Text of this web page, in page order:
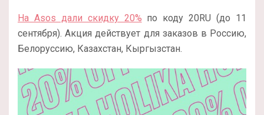
На Asos дали скидку 20% по коду 20RU (до 11
сентября). Акция действует для заказов в Россию,
Белоруссию, Казахстан, Кыргызстан.